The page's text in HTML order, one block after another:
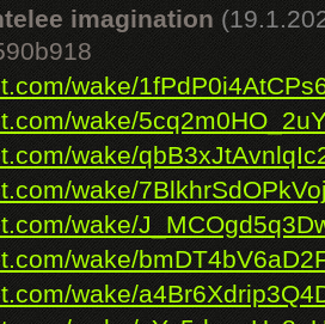
imagination
wake/
wake/
wake/
wake/
wake/
wake/
wake/